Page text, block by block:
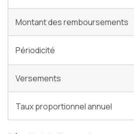
Montant des remboursements
Périodicité
Versements
Taux proportionnel annuel